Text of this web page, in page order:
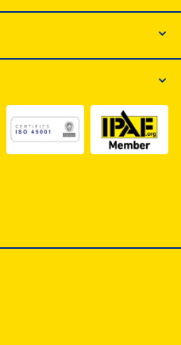
z certyfikatem ISO 1, otwiera
dokumentu PDF z certyfikatem
Link do dokumentu
z certyfikatem Business